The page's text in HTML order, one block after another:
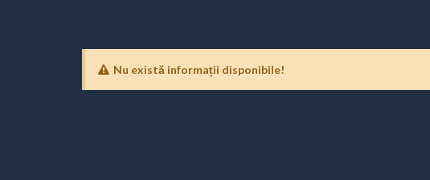
Nu există informații disponibile!